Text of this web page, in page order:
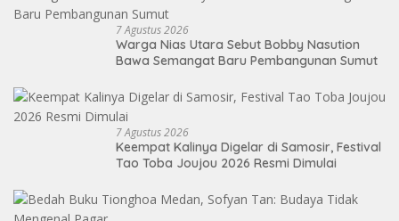
7 Agustus 2026
Warga Nias Utara Sebut Bobby Nasution
Bawa Semangat Baru Pembangunan Sumut
7 Agustus 2026
Keempat Kalinya Digelar di Samosir, Festival
Tao Toba Joujou 2026 Resmi Dimulai